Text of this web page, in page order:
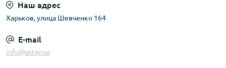
Наш адрес
Харьков, улица Шевченко 164
E-mail
info@aster.ua